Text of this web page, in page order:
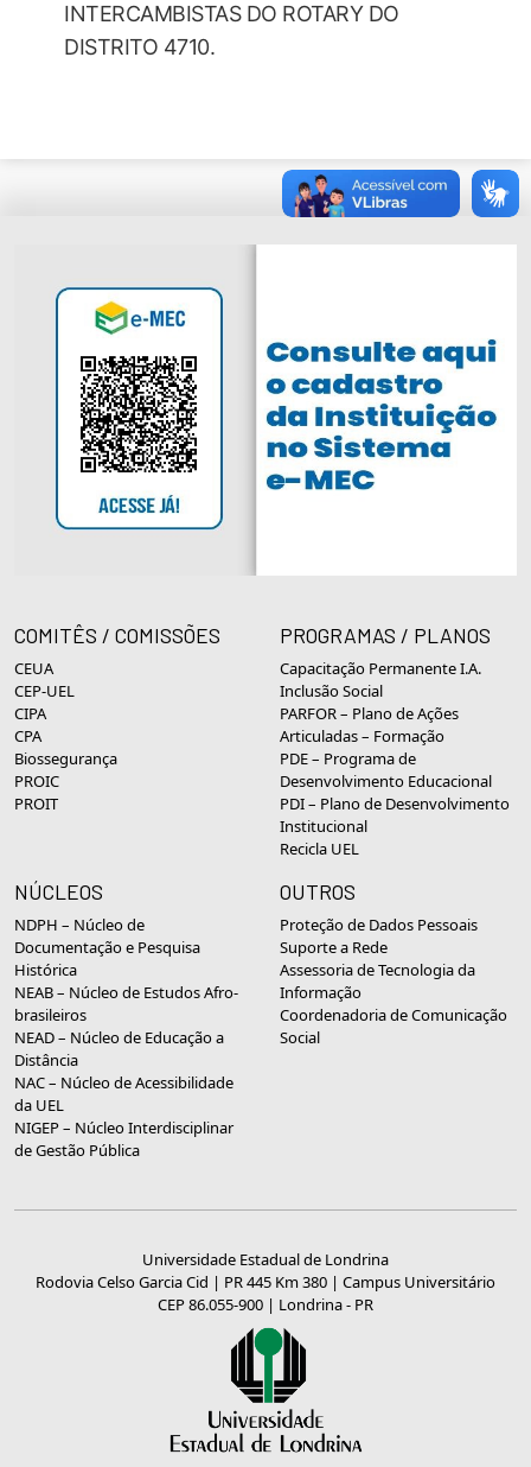
INTERCAMBISTAS DO ROTARY DO
DISTRITO 4710.
COMITÊS / COMISSÕES
CEUA
CEP-UEL
CIPA
CPA
Biossegurança
PROIC
PROIT
PROGRAMAS / PLANOS
Capacitação Permanente I.A.
Inclusão Social
PARFOR – Plano de Ações
Articuladas – Formação
PDE – Programa de
Desenvolvimento Educacional
PDI – Plano de Desenvolvimento
Institucional
Recicla UEL
NÚCLEOS
NDPH – Núcleo de
Documentação e Pesquisa
Histórica
NEAB – Núcleo de Estudos Afro-
brasileiros
NEAD – Núcleo de Educação a
Distância
NAC – Núcleo de Acessibilidade
da UEL
NIGEP – Núcleo Interdisciplinar
de Gestão Pública
OUTROS
Proteção de Dados Pessoais
Suporte a Rede
Assessoria de Tecnologia da
Informação
Coordenadoria de Comunicação
Social
Universidade Estadual de Londrina
Rodovia Celso Garcia Cid | PR 445 Km 380 | Campus Universitário
CEP 86.055-900 | Londrina - PR